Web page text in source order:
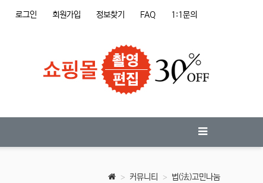
로그인 회원가입 정보찾기 FAQ 1:1문의
커뮤니티 법(法)고민나눔